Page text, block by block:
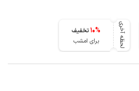
لحظه آخری 10%
تخفیف
برای امشب